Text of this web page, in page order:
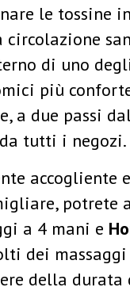
le tossine in
di uno
più
a due passi
tutti i negozi.
accogliente
potrete
a 4 mani e
dei
della durata